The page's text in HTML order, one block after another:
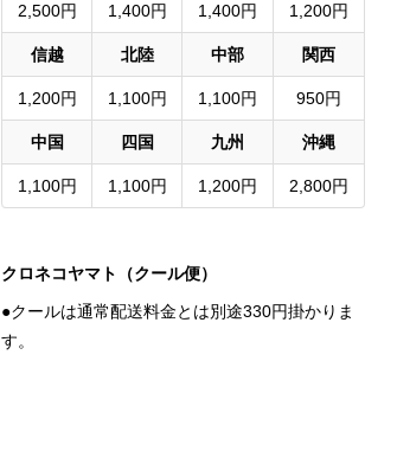
2,500円 1,400円 1,400円 1,200円
信越 北陸 中部 関西
1,200円 1,100円 1,100円 950円
中国 四国 九州 沖縄
1,100円 1,100円 1,200円 2,800円
クロネコヤマト（クール便）
●クールは通常配送料金とは別途330円掛かりま
す。